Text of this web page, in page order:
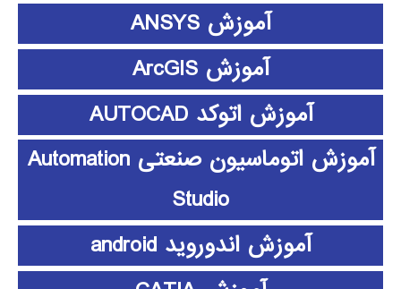
آموزش ANSYS
آموزش ArcGIS
آموزش اتوکد AUTOCAD
آموزش اتوماسیون صنعتی Automation
Studio
آموزش اندوروید android